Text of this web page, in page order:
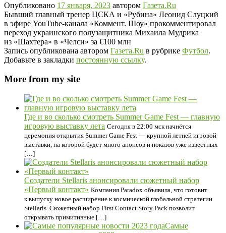
Опубликовано 17 января, 2023 автором Газета.Ru
Бывший главный тренер ЦСКА и «Рубина» Леонид Слуцкий
в эфире YouTube-канала «Коммент. Шоу» прокомментировал
переход украинского полузащитника Михаила Мудрика
из «Шахтера» в «Челси» за €100 млн
Запись опубликована автором Газета.Ru в рубрике Футбол.
Добавьте в закладки постоянную ссылку.
More from my site
Где и во сколько смотреть Summer Game Fest — главную
игровую выставку лета Сегодня в 22:00 мск начнётся
церемония открытия Summer Game Fest — крупной летней игровой
выставки, на которой будет много анонсов и показов уже известных
[…]
Создатели Stellaris анонсировали сюжетный набор
«Первый контакт» Компания Paradox объявила, что готовит
к выпуску новое расширение к космической глобальной стратегии
Stellaris. Сюжетный набор First Contact Story Pack позволит
открывать примитивные […]
Самые